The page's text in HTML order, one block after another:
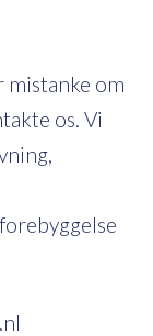
om
os. Vi